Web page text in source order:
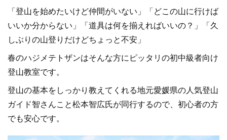
「登山を始めたいけど仲間がいない」「どこの山に行けば
いいか分からない」「道具は何を揃えればいいの？」「久
しぶりの山登りだけどちょっと不安」
春のハジメテトザンはそんな方にピッタリの初中級者向け
登山教室です。
登山の基本をしっかり教えてくれる地元愛媛県の人気登山
ガイド智さんこと松本智広氏が同行するので、初心者の方
でも安心です。